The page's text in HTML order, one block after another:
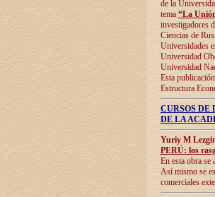
de la
tema “La
investigadores
Ciencias de
Universidades
Universidad
Universidad
Esta
Estructura
CURSOS
DE LA
Yuriy M
PERÚ: los
En esta obra se
Así mismo se
comerciales